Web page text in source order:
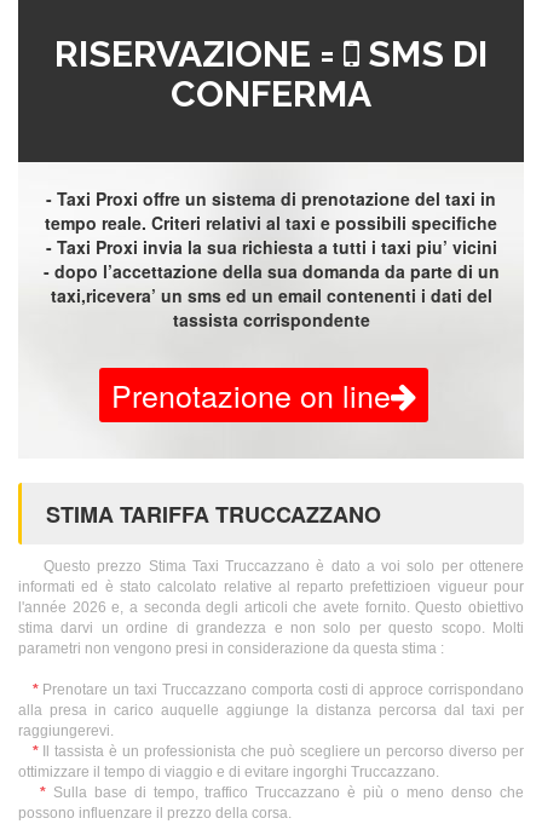
RISERVAZIONE =
SMS DI
CONFERMA
- Taxi Proxi offre un sistema di prenotazione del taxi in
tempo reale. Criteri relativi al taxi e possibili specifiche
- Taxi Proxi invia la sua richiesta a tutti i taxi piu’ vicini
- dopo l’accettazione della sua domanda da parte di un
taxi,ricevera’ un sms ed un email contenenti i dati del
tassista corrispondente
Prenotazione on line
STIMA TARIFFA TRUCCAZZANO
Questo prezzo Stima Taxi Truccazzano è dato a voi solo per ottenere
informati ed è stato calcolato relative al reparto prefettizioen vigueur pour
l'année 2026 e, a seconda degli articoli che avete fornito. Questo obiettivo
stima darvi un ordine di grandezza e non solo per questo scopo. Molti
parametri non vengono presi in considerazione da questa stima :
*Prenotare un taxi Truccazzano comporta costi di approce corrispondano
alla presa in carico auquelle aggiunge la distanza percorsa dal taxi per
raggiungerevi.
*Il tassista è un professionista che può scegliere un percorso diverso per
ottimizzare il tempo di viaggio e di evitare ingorghi Truccazzano.
*Sulla base di tempo, traffico Truccazzano è più o meno denso che
possono influenzare il prezzo della corsa.